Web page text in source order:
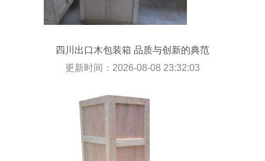
四川出口木包装箱 品质与创新的典范
更新时间：2026-08-08 23:32:03